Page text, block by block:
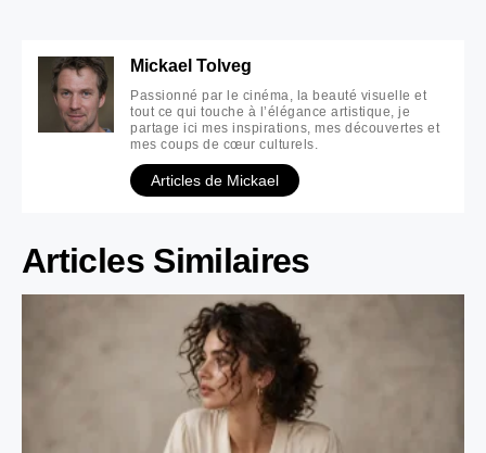
Mickael Tolveg
Passionné par le cinéma, la beauté visuelle et
tout ce qui touche à l’élégance artistique, je
partage ici mes inspirations, mes découvertes et
mes coups de cœur culturels.
Articles de Mickael
Articles Similaires